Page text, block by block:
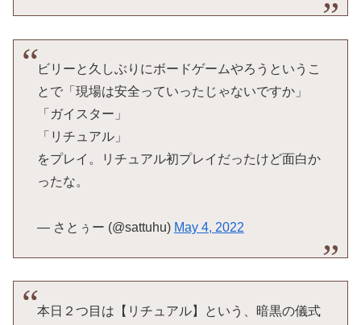
ビリーと久しぶりにボードゲームやろうというこ
とで「現場は安全っていったじゃないですか」
「ガイスター」
「リチュアル」
をプレイ。リチュアル初プレイだったけど面白か
ったな。
— さとぅー (@sattuhu) May 4, 2022
本日２つ目は【リチュアル】という、暗黒の儀式